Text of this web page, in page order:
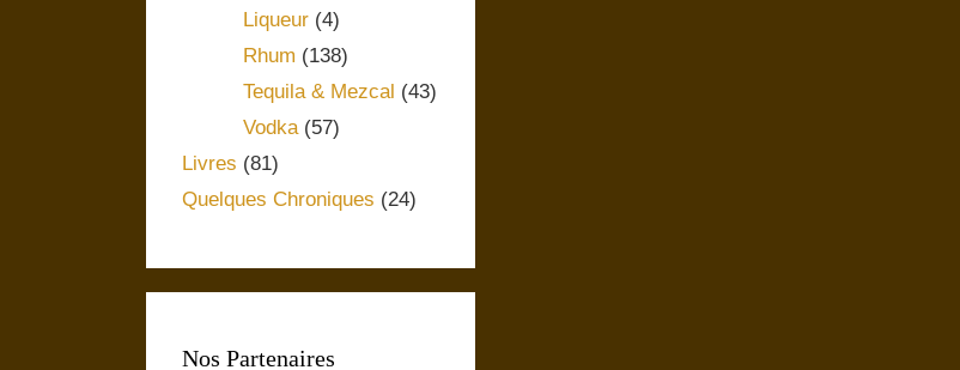
Liqueur (4)
Rhum (138)
Tequila & Mezcal (43)
Vodka (57)
Livres (81)
Quelques Chroniques (24)
Nos Partenaires